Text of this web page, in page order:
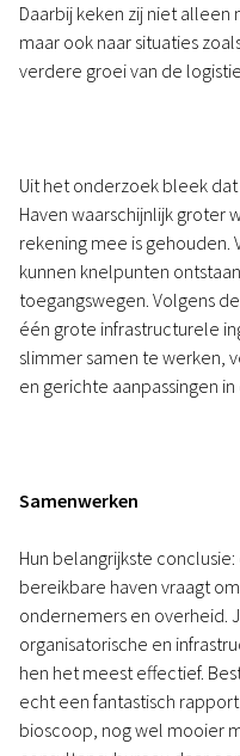
Daarbij keken zij niet
maar ook naar situaties
verdere groei van de
Uit het onderzoek bleek
Haven waarschijnlijk groter
rekening mee is gehouden.
kunnen knelpunten
toegangswegen. Volgens
één grote infrastructurele
slimmer samen te werken,
en gerichte aanpassingen
Samenwerken
Hun belangrijkste
bereikbare haven vraagt
ondernemers en overheid.
organisatorische en
hen het meest effectief.
echt een fantastisch
bioscoop, nog wel mooier